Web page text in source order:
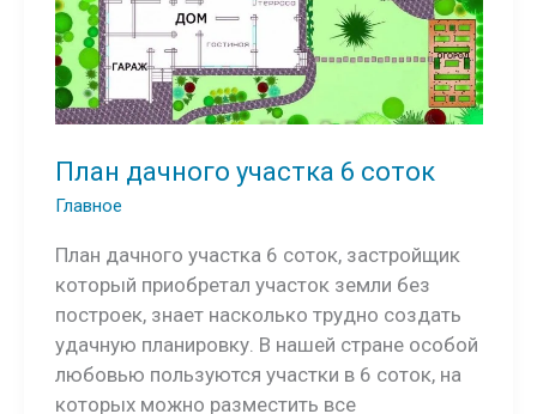
План дачного участка 6 соток
Главное
План дачного участка 6 соток, застройщик
который приобретал участок земли без
построек, знает насколько трудно создать
удачную планировку. В нашей стране особой
любовью пользуются участки в 6 соток, на
которых можно разместить все